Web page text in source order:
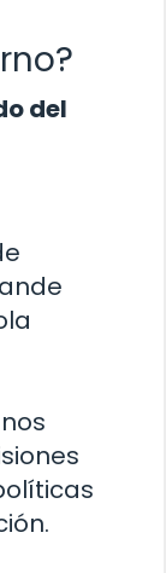
del